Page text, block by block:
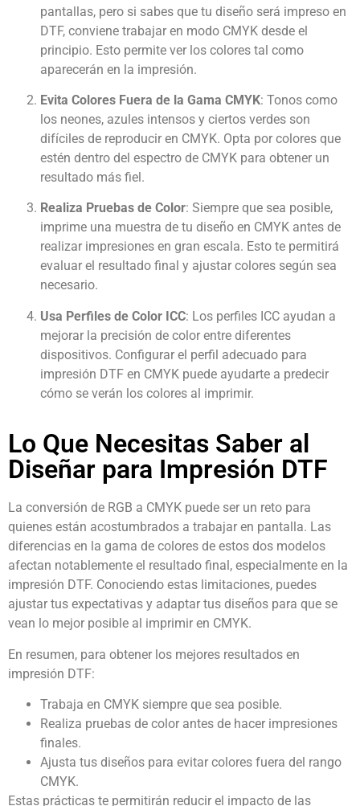
pantallas, pero si sabes que tu diseño será impreso en
DTF, conviene trabajar en modo CMYK desde el
principio. Esto permite ver los colores tal como
aparecerán en la impresión.
Evita Colores Fuera de la Gama CMYK: Tonos como
los neones, azules intensos y ciertos verdes son
difíciles de reproducir en CMYK. Opta por colores que
estén dentro del espectro de CMYK para obtener un
resultado más fiel.
Realiza Pruebas de Color: Siempre que sea posible,
imprime una muestra de tu diseño en CMYK antes de
realizar impresiones en gran escala. Esto te permitirá
evaluar el resultado final y ajustar colores según sea
necesario.
Usa Perfiles de Color ICC: Los perfiles ICC ayudan a
mejorar la precisión de color entre diferentes
dispositivos. Configurar el perfil adecuado para
impresión DTF en CMYK puede ayudarte a predecir
cómo se verán los colores al imprimir.
Lo Que Necesitas Saber al
Diseñar para Impresión DTF
La conversión de RGB a CMYK puede ser un reto para
quienes están acostumbrados a trabajar en pantalla. Las
diferencias en la gama de colores de estos dos modelos
afectan notablemente el resultado final, especialmente en la
impresión DTF. Conociendo estas limitaciones, puedes
ajustar tus expectativas y adaptar tus diseños para que se
vean lo mejor posible al imprimir en CMYK.
En resumen, para obtener los mejores resultados en
impresión DTF:
Trabaja en CMYK siempre que sea posible.
Realiza pruebas de color antes de hacer impresiones
finales.
Ajusta tus diseños para evitar colores fuera del rango
CMYK.
Estas prácticas te permitirán reducir el impacto de las